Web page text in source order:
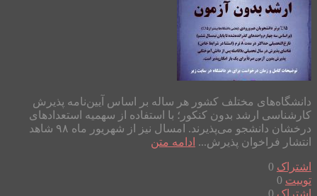
دانشگاه‌های مختلف کشور هر ساله بر اساس آیین‌نامه پذیرش
کارشناسی ارشد بدون کنکور؛ با استفاده از سهمیه استعدادهای
درخشان دانشجو می‌پذیرند. امسال نیز از شهریور ماه ۹۸ شاهد
انتشار فراخوان پذیرش... ادامه متن
اشتراک 0
توییت 0
اشتراک 0